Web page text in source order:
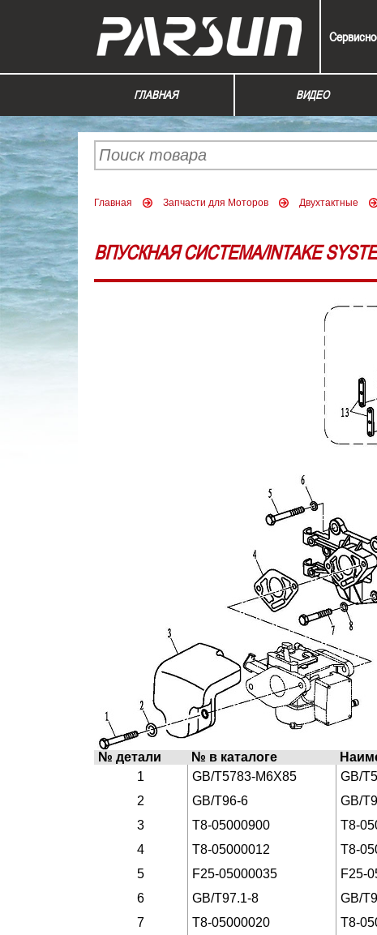
ГЛАВНАЯ ВИДЕО
Главная Запчасти для Моторов Двухтактные
ВПУСКНАЯ СИСТЕМА/INTAKE
№ детали № в каталоге
1
GB/T5783-M6X85 GB/
2
GB/T96-6 GB/
3
T8-05000900 T8-
4
T8-05000012 T8-
5
F25-05000035 F25-
6
GB/T97.1-8 GB/
7
T8-05000020 T8-